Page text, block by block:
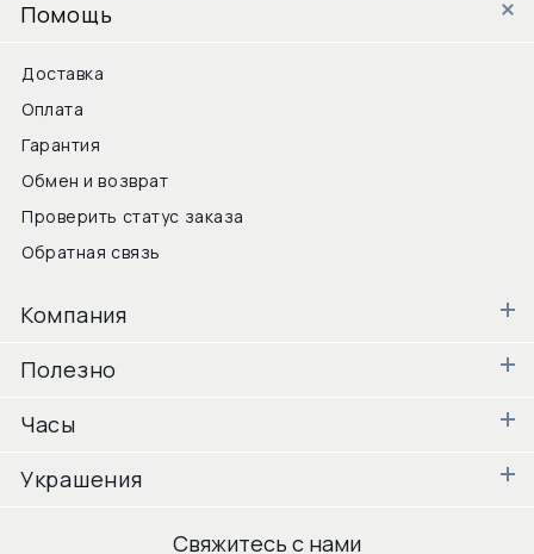
Помощь
Доставка
Оплата
Гарантия
Обмен и возврат
Проверить статус заказа
Обратная связь
Компания
Полезно
Часы
Украшения
Свяжитесь с нами